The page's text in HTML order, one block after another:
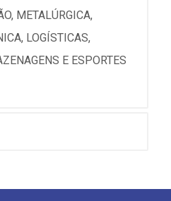
METALÚRGICA,
LOGÍSTICAS,
E ESPORTES